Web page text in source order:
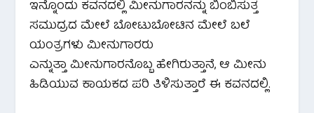
ಇನ್ನೊಂದು ಕವನದಲ್ಲಿ ಮೀನುಗಾರನನ್ನು ಬಿಂಬಿಸುತ್ತ
ಸಮುದ್ರದ ಮೇಲೆ ಬೋಟುಬೋಟಿನ ಮೇಲೆ ಬಲೆ
ಯಂತ್ರಗಳು ಮೀನುಗಾರರು
ಎನ್ನುತ್ತಾ ಮೀನುಗಾರನೊಬ್ಬ ಹೇಗಿರುತ್ತಾನೆ, ಆ ಮೀನು
ಹಿಡಿಯುವ ಕಾಯಕದ ಪರಿ ತಿಳಿಸುತ್ತಾರೆ ಈ ಕವನದಲ್ಲಿ.